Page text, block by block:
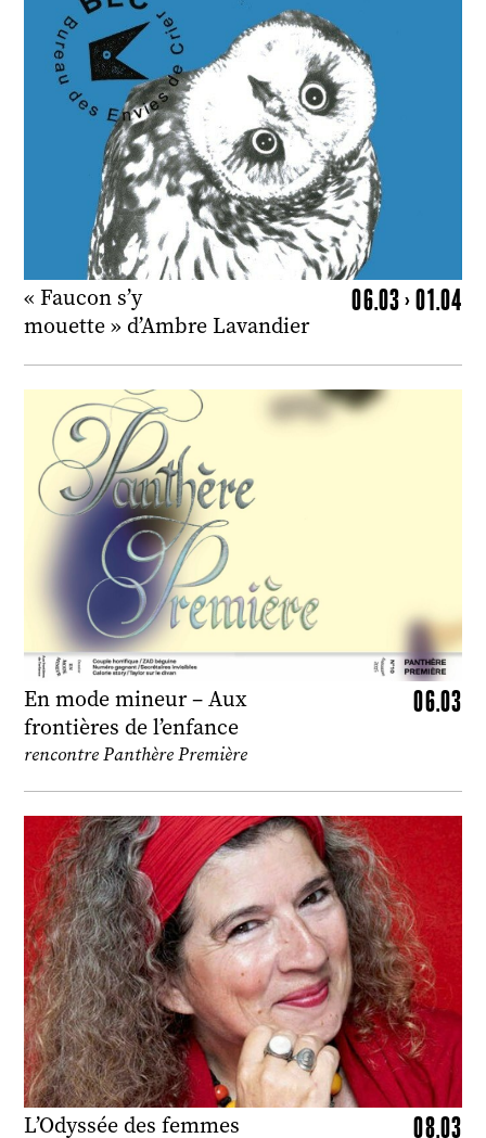
« Faucon s’y
mouette » d’Ambre Lavandier
06.03 > 01.04
En mode mineur – Aux
frontières de l’enfance
06.03
rencontre Panthère Première
L’Odyssée des femmes 08.03